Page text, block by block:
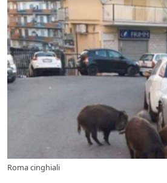
Roma cinghiali